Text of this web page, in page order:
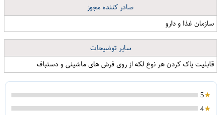
صادر کننده مجوز
سازمان غذا و دارو
سایر توضیحات
قابلیت پاک کردن هر نوع لکه از روی فرش های ماشینی و دستباف
5
4